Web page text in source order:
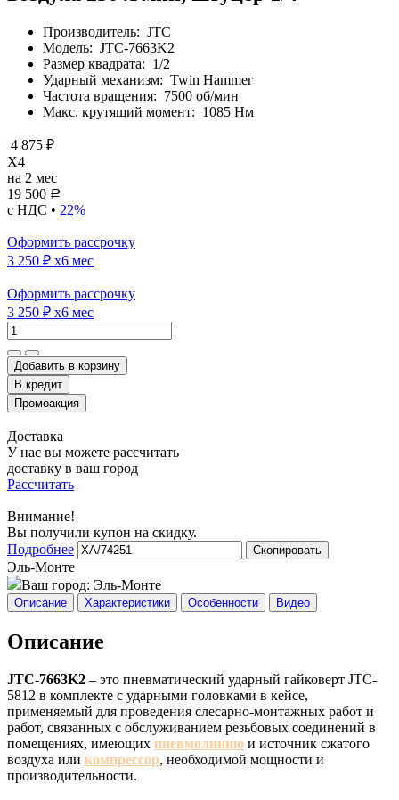
Производитель: JTC
Модель: JTC-7663K2
Размер квадрата: 1/2
Ударный механизм: Twin Hammeг
Частота вращения: 7500 об/мин
Макс. крутящий момент: 1085 Нм
4 875 ₽
X4
на 2 мес
19 500 Р
с НДС • 22%
Оформить рассрочку
3 250 ₽ x6 мес
Оформить рассрочку
3 250 ₽ x6 мес
Добавить в корзину
Доставка
У нас вы можете рассчитать
доставку в ваш город
Рассчитать
Внимание!
Вы получили купон на скидку.
Подробнее
Скопировать
Эль-Монте
Ваш город: Эль-Монте
Описание Характеристики Особенности Видео
Описание
JTC-7663K2 – это пневматический ударный гайковерт JTC-
5812 в комплекте с ударными головками в кейсе,
применяемый для проведения слесарно-монтажных работ и
работ, связанных с обслуживанием резьбовых соединений в
помещениях, имеющих пневмолинию и источник сжатого
воздуха или компрессор, необходимой мощности и
производительности.